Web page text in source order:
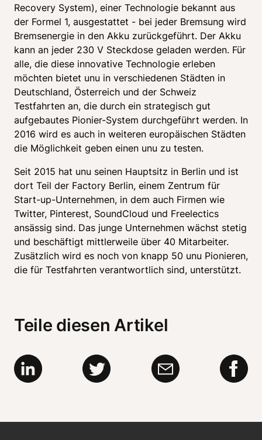
Recovery System), einer Technologie bekannt aus
der Formel 1, ausgestattet - bei jeder Bremsung wird
Bremsenergie in den Akku zurückgeführt. Der Akku
kann an jeder 230 V Steckdose geladen werden. Für
alle, die diese innovative Technologie erleben
möchten bietet unu in verschiedenen Städten in
Deutschland, Österreich und der Schweiz
Testfahrten an, die durch ein strategisch gut
aufgebautes Pionier-System durchgeführt werden. In
2016 wird es auch in weiteren europäischen Städten
die Möglichkeit geben einen unu zu testen.
Seit 2015 hat unu seinen Hauptsitz in Berlin und ist
dort Teil der Factory Berlin, einem Zentrum für
Start-up-Unternehmen, in dem auch Firmen wie
Twitter, Pinterest, SoundCloud und Freelectics
ansässig sind. Das junge Unternehmen wächst stetig
und beschäftigt mittlerweile über 40 Mitarbeiter.
Zusätzlich wird es noch von knapp 50 unu Pionieren,
die für Testfahrten verantwortlich sind, unterstützt.
Teile diesen Artikel